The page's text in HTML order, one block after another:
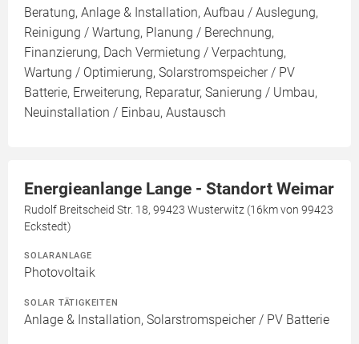
Beratung, Anlage & Installation, Aufbau / Auslegung,
Reinigung / Wartung, Planung / Berechnung,
Finanzierung, Dach Vermietung / Verpachtung,
Wartung / Optimierung, Solarstromspeicher / PV
Batterie, Erweiterung, Reparatur, Sanierung / Umbau,
Neuinstallation / Einbau, Austausch
Energieanlange Lange - Standort Weimar
Rudolf Breitscheid Str. 18, 99423 Wusterwitz (16km von 99423
Eckstedt)
SOLARANLAGE
Photovoltaik
SOLAR TÄTIGKEITEN
Anlage & Installation, Solarstromspeicher / PV Batterie